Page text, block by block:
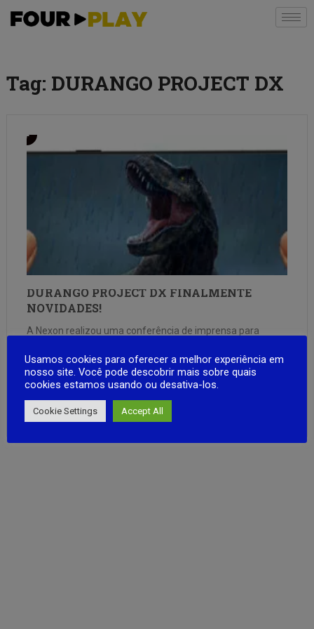
Tag: DURANGO PROJECT DX
DURANGO PROJECT DX FINALMENTE
NOVIDADES!
A Nexon realizou uma conferência de imprensa para
detalhadas de 9 tipos de entradas a serem apresentadas
em ‘ G-Star 2022’, uma exposição internacional de jogos
FULL ARTICLE
Usamos cookies para oferecer a melhor experiência em
nosso site. Você pode descobrir mais sobre quais
cookies estamos usando ou desativa-los.
Cookie Settings Accept All